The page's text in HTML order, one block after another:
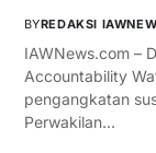
BYREDAKSI
IAWNews.com –
Accountability
pengangkatan
Perwakilan…